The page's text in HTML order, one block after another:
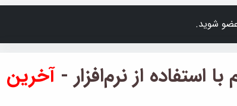
شوید.
استفاده از نرم‌افزار -آخرین